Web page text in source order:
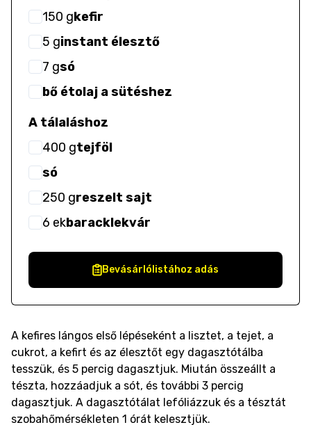
150 gkefir
5 ginstant élesztő
7 gsó
bő étolaj a sütéshez
A tálaláshoz
400 gtejföl
só
250 greszelt sajt
6 ekbaracklekvár
Bevásárlólistához adás
A kefires lángos első lépéseként a lisztet, a tejet, a
cukrot, a kefirt és az élesztőt egy dagasztótálba
tesszük, és 5 percig dagasztjuk. Miután összeállt a
tészta, hozzáadjuk a sót, és további 3 percig
dagasztjuk. A dagasztótálat lefóliázzuk és a tésztát
szobahőmérsékleten 1 órát kelesztjük.